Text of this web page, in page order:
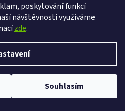
poskytování funkcí
návštěvnosti využíváme
zde.
Souhlasím